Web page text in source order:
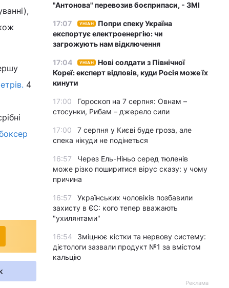
4
"Антонова" перевозив боєприпаси, - ЗМІ
17:07 УНІАН
Попри спеку Україна
експортує електроенергію: чи
загрожують нам відключення
17:04 УНІАН
Нові солдати з Північної
Кореї: експерт відповів, куди Росія може їх
кинути
17:00
Гороскоп на 7 серпня: Овнам –
стосунки, Рибам – джерело сили
17:00
7 серпня у Києві буде гроза, але
спека нікуди не подінеться
16:57
Через Ель-Ніньо серед тюленів
може різко поширитися вірус сказу: у чому
причина
16:57
Українських чоловіків позбавили
захисту в ЄС: кого тепер вважають
"ухилянтами"
16:54
Зміцнює кістки та нервову систему:
дієтологи зазвали продукт №1 за вмістом
кальцію
Реклама